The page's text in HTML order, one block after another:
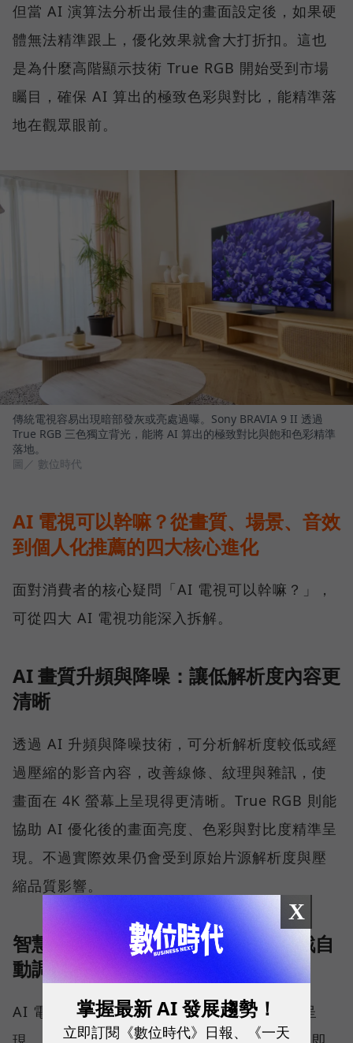
但當 AI 演算法分析出最佳的畫面設定後，如果硬
體無法精準跟上，優化效果就會大打折扣。這也
是為什麼高階顯示技術 True RGB 開始受到市場
矚目，確保 AI 算出的極致色彩與對比，能精準落
地在觀眾眼前。
傳統電視容易出現暗部發灰或亮處過曝。Sony BRAVIA 9 II 透過
True RGB 三色獨立背光，能將 AI 算出的極致對比與飽和色彩精準
落地。
圖／ 數位時代
AI 電視可以幹嘛？從畫質、場景、音效
到個人化推薦的四大核心進化
面對消費者的核心疑問「AI 電視可以幹嘛？」，
可從四大 AI 電視功能深入拆解。
AI 畫質升頻與降噪：讓低解析度內容更
清晰
透過 AI 升頻與降噪技術，可分析解析度較低或經
過壓縮的影音內容，改善線條、紋理與雜訊，使
畫面在 4K 螢幕上呈現得更清晰。True RGB 則能
協助 AI 優化後的畫面亮度、色彩與對比度精準呈
現。不過實際效果仍會受到原始片源解析度與壓
縮品質影響。
智慧場景辨識：依電影、球賽、遊戲自
動調整畫面
AI 電視能即時辨識播放內容，自動調整畫面呈
X
掌握最新 AI 發展趨勢！
立即訂閱《數位時代》日報、《一天